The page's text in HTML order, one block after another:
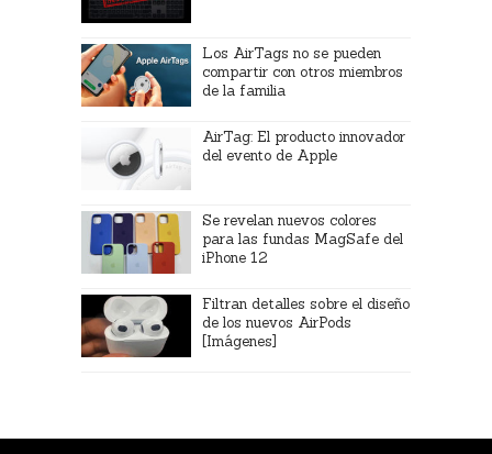
Los AirTags no se pueden
compartir con otros miembros
de la familia
AirTag: El producto innovador
del evento de Apple
Se revelan nuevos colores
para las fundas MagSafe del
iPhone 12
Filtran detalles sobre el diseño
de los nuevos AirPods
[Imágenes]